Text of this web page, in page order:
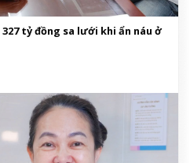
tỷ đồng sa lưới khi ẩn náu ở